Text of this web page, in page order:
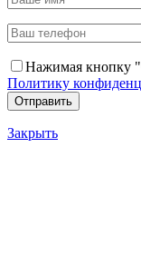
Нажимая кнопку
Политику
Закрыть